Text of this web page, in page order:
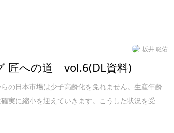
坂井 聡佑
匠への道 vol.6(DL資料)
の日本市場は少子高齢化を免れません。生産年齢
実に縮小を迎えていきます。こうした状況を受